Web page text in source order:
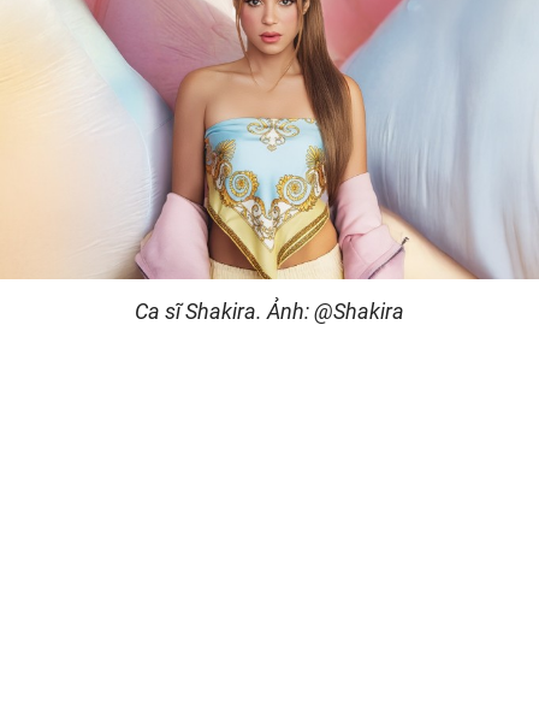
Ca sĩ Shakira. Ảnh: @Shakira